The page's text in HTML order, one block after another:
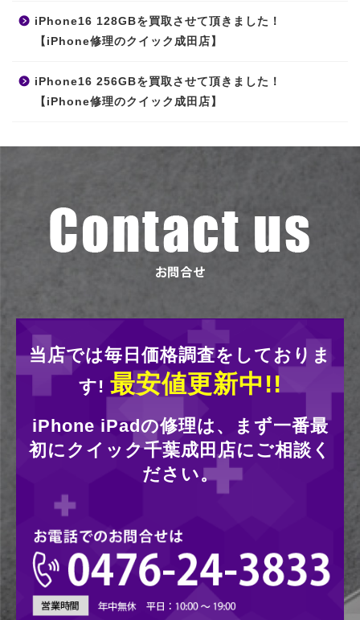
iPhone16 128GBを買取させて頂きました！
【iPhone修理のクイック成田店】
iPhone16 256GBを買取させて頂きました！
【iPhone修理のクイック成田店】
当店では毎日価格調査をしておりま
す! 最安値更新中!!
iPhone iPadの修理は、まず一番最
初にクイック千葉成田店にご相談く
ださい。